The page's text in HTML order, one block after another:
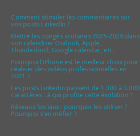
Comment stimuler les commentaires sur
vos posts LinkedIn ?
Mettre les congés scolaires 2025-2026 dans
son calendrier Outlook, Apple,
Thunderbird, Google calendar, etc.
Pourquoi l’iPhone est le meilleur choix pour
réaliser des vidéos professionnelles en
2021 ?
Les posts Linkedin passent de 1.300 à 3.000
caractères : à qui profite cette évolution ?
Réseaux Sociaux : pourquoi les utiliser ?
Pourquoi s’en méfier ?